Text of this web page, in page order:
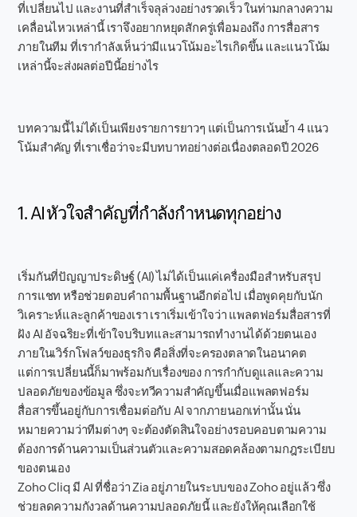
ที่เปลี่ยนไป และงานที่สำเร็จลุล่วงอย่างรวดเร็ว ในท่ามกลางความ
เคลื่อนไหวเหล่านี้ เราจึงอยากหยุดสักครู่เพื่อมองถึง การสื่อสาร
ภายในทีม ที่เรากำลังเห็นว่ามีแนวโน้มอะไรเกิดขึ้น และแนวโน้ม
เหล่านี้จะส่งผลต่อปีนี้อย่างไร
บทความนี้ไม่ได้เป็นเพียงรายการยาวๆ แต่เป็นการเน้นย้ำ 4 แนว
โน้มสำคัญ ที่เราเชื่อว่าจะมีบทบาทอย่างต่อเนื่องตลอดปี 2026
1. AI หัวใจสำคัญที่กำลังกำหนดทุกอย่าง
เริ่มกันที่ปัญญาประดิษฐ์ (AI) ไม่ได้เป็นแค่เครื่องมือสำหรับสรุป
การแชท หรือช่วยตอบคำถามพื้นฐานอีกต่อไป เมื่อพูดคุยกับนัก
วิเคราะห์และลูกค้าของเรา เราเริ่มเข้าใจว่า แพลตฟอร์มสื่อสารที่
ฝัง AI อัจฉริยะที่เข้าใจบริบทและสามารถทำงานได้ด้วยตนเอง
ภายในเวิร์กโฟลว์ของธุรกิจ คือสิ่งที่จะครองตลาดในอนาคต
แต่การเปลี่ยนนี้ก็มาพร้อมกับเรื่องของ การกำกับดูแลและความ
ปลอดภัยของข้อมูล ซึ่งจะทวีความสำคัญขึ้นเมื่อแพลตฟอร์ม
สื่อสารขึ้นอยู่กับการเชื่อมต่อกับ AI จากภายนอกเท่านั้น นั่น
หมายความว่าทีมต่างๆ จะต้องตัดสินใจอย่างรอบคอบตามความ
ต้องการด้านความเป็นส่วนตัวและความสอดคล้องตามกฎระเบียบ
ของตนเอง
Zoho Cliq มี AI ที่ชื่อว่า Zia อยู่ภายในระบบของ Zoho อยู่แล้ว ซึ่ง
ช่วยลดความกังวลด้านความปลอดภัยนี้ และยังให้คุณเลือกใช้